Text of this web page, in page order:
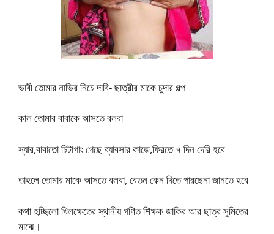
ভাবী তোমার নাভির নিচে দাবি- ছাত্রীর মাকে চুদার গল্প
কাল তোমার বাবাকে আসতে বলবা
স্যার,বাবাতো চিটাগাং গেছে ব্যাবসার কাজে,ফিরতে ৭ দিন দেরি হবে
তাহলে তোমার মাকে আসতে বলবা, বেতন কেন দিতে পারছেনা জানতে হবে
কথা হচ্ছিলো খিলক্ষেতের স্থানীয় গণিত শিক্ষক জাকির আর ছাত্র সুমিতের
মাঝে।